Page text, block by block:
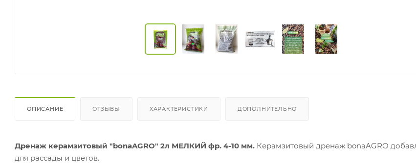
ОПИСАНИЕ ОТЗЫВЫ ХАРАКТЕРИСТИКИ ДОПОЛНИТЕЛЬНО
Дренаж керамзитовый "bonaAGRO" 2л МЕЛКИЙ фр. 4-10 мм. Керамзитовый дренаж bonaAGRO
для рассады и цветов.